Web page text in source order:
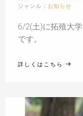
ジャンル： お知らせ
6/2(土)に拓殖大
です。
詳しくはこちら